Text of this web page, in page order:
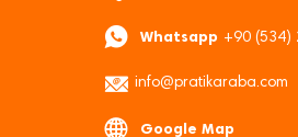
Whatsapp +90 (534)
info@pratikaraba.com
Google Map